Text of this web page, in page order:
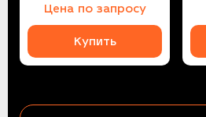
Цена по запросу
Купить